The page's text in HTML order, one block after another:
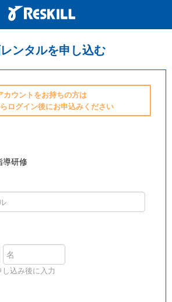
ンタルを申し込む
カウントをお持ちの方は
ログイン後にお申込みください
導研修
込み後に入力